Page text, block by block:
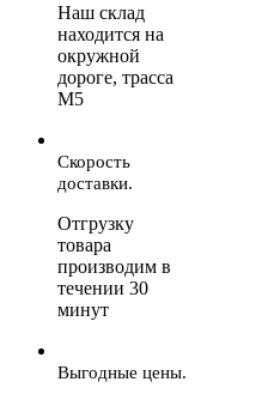
Наш склад
находится на
окружной
дороге, трасса
М5
Скорость
доставки.
Отгрузку
товара
производим в
течении 30
минут
Выгодные цены.